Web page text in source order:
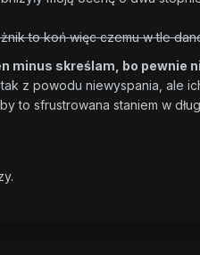
to koń więc czemu w tle
minus skreślam, bo pewnie
z powodu niewyspania, ale
to sfrustrowana staniem w